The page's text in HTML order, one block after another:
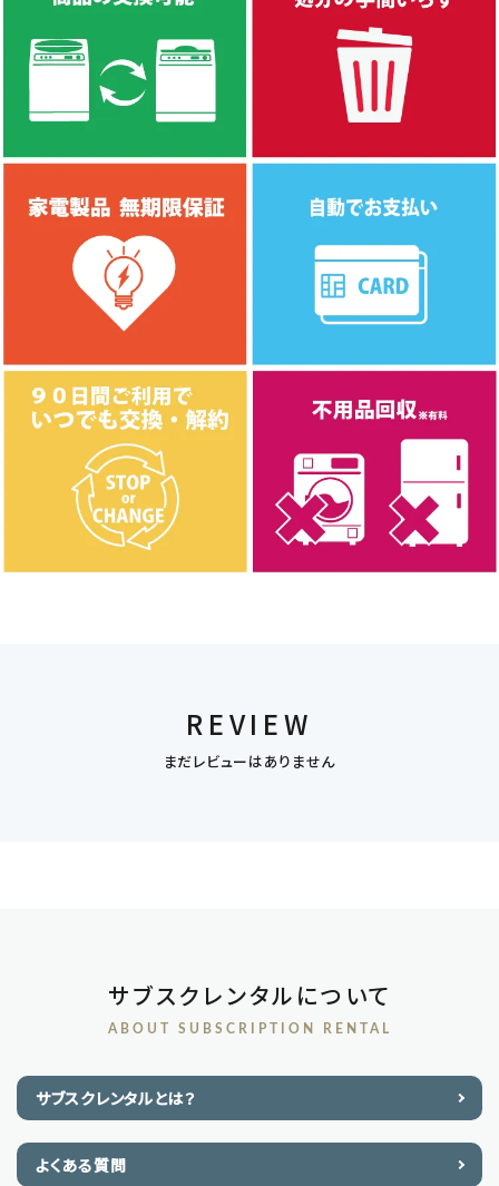
REVIEW
まだレビューはありません
サブスクレンタルについて
ABOUT SUBSCRIPTION RENTAL
サブスクレンタルとは？
よくある質問